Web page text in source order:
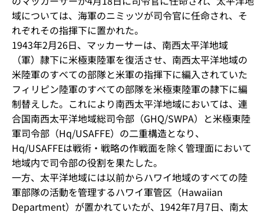
域については、海軍のニミッツが司令官に任命され、そ
れぞれその指揮下に置かれた。
1943年2月26日、マッカーサーは、南西太平洋地域
（軍）隷下に米極東陸軍を復活させ、南西太平洋地域の
米陸軍のすべての部隊と米軍の指揮下に編入されていた
フィリピン陸軍のすべての部隊を米極東陸軍の隷下に編
制替えした。これにより南西太平洋地域においては、連
合国南西太平洋地域総司令部（GHQ/SWPA）と米極東陸
軍司令部（Hq/USAFFE）の二重構造となり、
Hq/USAFFEは戦術・戦略の作戦面を除く管理面において
地域内で司令部の役割を果たした。
一方、太平洋地域には以前からハワイ地域のすべての陸
軍部隊の活動を管理するハワイ軍管区（Hawaiian
Department）が置かれていたが、1942年7月7日、南太